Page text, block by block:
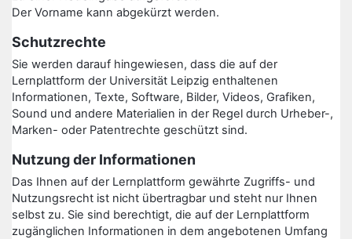
Der Vorname kann abgekürzt werden.
Schutzrechte
Sie werden darauf hingewiesen, dass die auf der
Lernplattform der Universität Leipzig enthaltenen
Informationen, Texte, Software, Bilder, Videos, Grafiken,
Sound und andere Materialien in der Regel durch Urheber-,
Marken- oder Patentrechte geschützt sind.
Nutzung der Informationen
Das Ihnen auf der Lernplattform gewährte Zugriffs- und
Nutzungsrecht ist nicht übertragbar und steht nur Ihnen
selbst zu. Sie sind berechtigt, die auf der Lernplattform
zugänglichen Informationen in dem angebotenen Umfang